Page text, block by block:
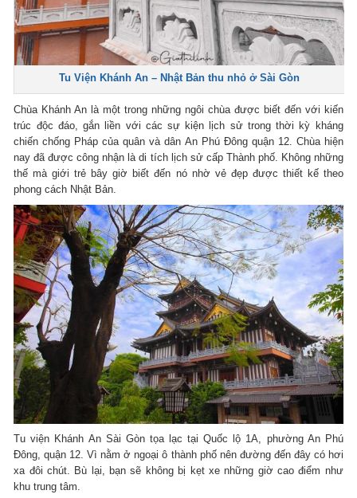
Tu Viện Khánh An – Nhật Bản thu nhỏ ở Sài Gòn
Chùa Khánh An là một trong những ngôi chùa được biết đến với kiến
trúc độc đáo, gắn liền với các sự kiện lịch sử trong thời kỳ kháng
chiến chống Pháp của quân và dân An Phú Đông quận 12. Chùa hiện
nay đã được công nhận là di tích lịch sử cấp Thành phố. Không những
thế mà giới trẻ bây giờ biết đến nó nhờ vẻ đẹp được thiết kế theo
phong cách Nhật Bản.
Tu viện Khánh An Sài Gòn tọa lạc tại Quốc lộ 1A, phường An Phú
Đông, quận 12. Vì nằm ở ngoại ô thành phố nên đường đến đây có hơi
xa đôi chút. Bù lại, bạn sẽ không bị kẹt xe những giờ cao điểm như
khu trung tâm.